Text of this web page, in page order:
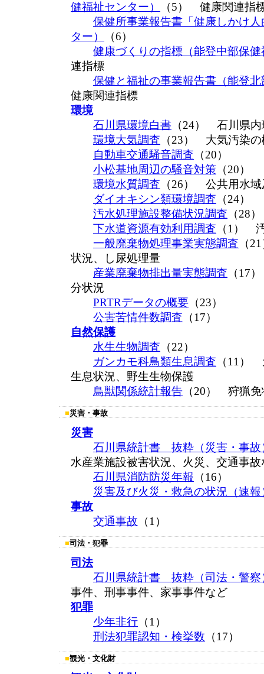
健福祉センター）
（5） 健康関連指
保健所事業報告書「健康しかけ
ター）
（6）
健康づくりの指標（能登中部保
連指標
保健と福祉の事業報告書（能登
健康関連指標
環境
石川県環境白書 （24） 石川県
環境大気調査 （23） 大気汚染
自動車交通騒音調査 （20）
小松基地周辺の騒音対策 （20）
環境水質調査 （26） 公共用水
ダイオキシン類環境調査 （24）
汚水処理施設整備状況調査 （28
下水道資源有効利用調査 （1）
一般廃棄物処理事業実態調査 （
状況、し尿処理量
産業廃棄物排出量実態調査 （17
分状況
PRTRデータの概要 （23）
公害苦情件数調査 （17）
自然保護
水生生物調査 （22）
ガンカモ科鳥類生息調査 （11）
生息状況、野生生物保護
鳥獣関係統計報告 （20） 狩猟
■災害・事故
災害
石川県統計書 抜粋（災害・事故
水産業施設被害状況、火災、交通事故
石川県消防防災年報 （16）
災害及び火災・救急の状況（速報
事故
交通事故 （1）
■司法・犯罪
司法
石川県統計書 抜粋（司法・警察
事件、刑事事件、家事事件など
犯罪
少年非行 （1）
刑法犯罪認知・検挙数 （17）
■観光・文化財